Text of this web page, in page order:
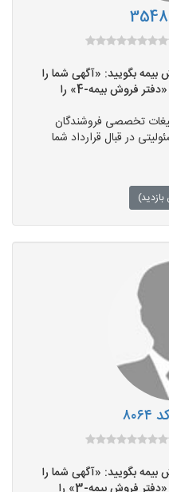
بگویید: «آگهی شما را
در سایت آگهی بیمه دیده ام و کد «دفتر فروش بیمه-4» را
تخصصی فروشندگان
در قبال قرارداد شما
بگویید: «آگهی شما را